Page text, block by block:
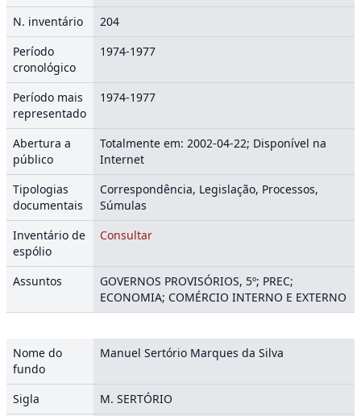
N. inventário
204
Período
cronológico
1974-1977
Período mais
representado
1974-1977
Abertura a
público
Totalmente em: 2002-04-22; Disponível na
Internet
Tipologias
documentais
Correspondência, Legislação, Processos,
Súmulas
Inventário de
espólio
Consultar
Assuntos
GOVERNOS PROVISÓRIOS, 5º; PREC;
ECONOMIA; COMÉRCIO INTERNO E EXTERNO
Nome do
fundo
Manuel Sertório Marques da Silva
Sigla
M. SERTÓRIO